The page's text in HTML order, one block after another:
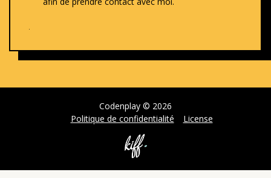
Codenplay © 2026
Politique de confidentialité
License